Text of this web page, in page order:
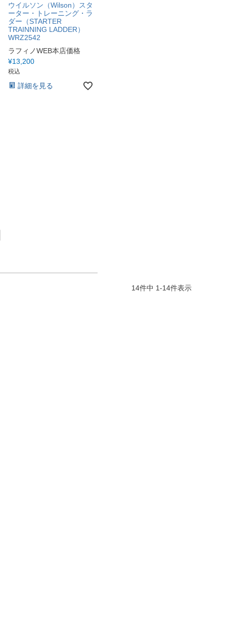
ウイルソン（Wilson）スタ
ーター・トレーニング・ラ
ダー（STARTER
TRAINNING LADDER）
WRZ2542
ラフィノWEB本店価格
¥13,200
税込
詳細を見る
14件中 1-14件表示